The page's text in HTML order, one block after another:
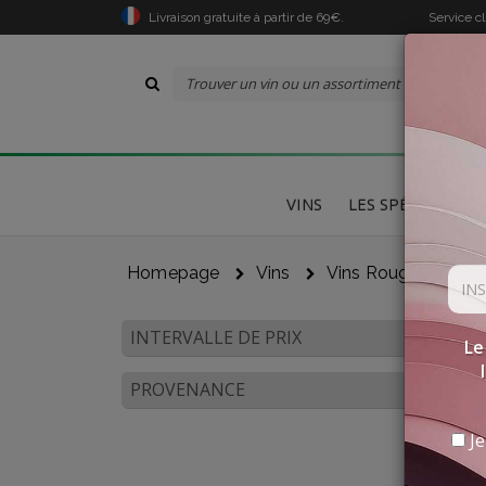
Livraison gratuite à partir de 69€. Service
VINS LES SPÉCIALITÉS
Homepage Vins Vins Rouges
INTERVALLE DE PRIX
PROVENANCE